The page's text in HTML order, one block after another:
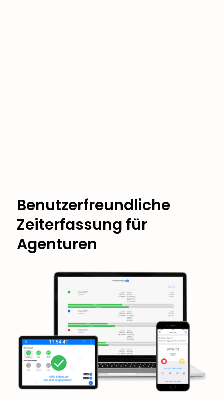
Benutzerfreundliche
Zeiterfassung für
Agenturen